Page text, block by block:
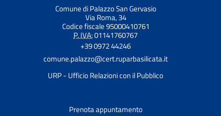
Comune di Palazzo San Gervasio
Via Roma, 34
Codice fiscale 95000410761
P. IVA:01141760767
+39 0972 44246
comune.palazzo@cert.ruparbasilicata.it
URP - Ufficio Relazioni con il Pubblico
Prenota appuntamento